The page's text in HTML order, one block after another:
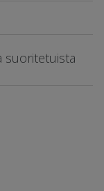
suoritetuista